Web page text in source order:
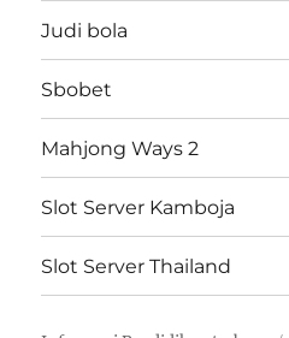
Judi bola
Sbobet
Mahjong Ways 2
Slot Server Kamboja
Slot Server Thailand